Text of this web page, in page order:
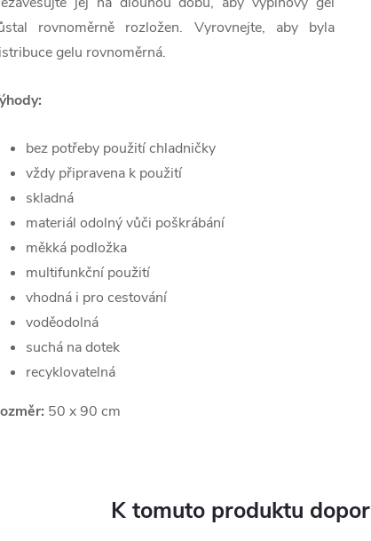
rovnoměrně rozložen. Vyrovnejte, aby byla
gelu rovnoměrná.
bez potřeby použití chladničky
vždy připravena k použití
skladná
materiál odolný vůči poškrábání
měkká podložka
multifunkční použití
vhodná i pro cestování
voděodolná
suchá na dotek
recyklovatelná
50 x 90 cm
K tomuto produktu